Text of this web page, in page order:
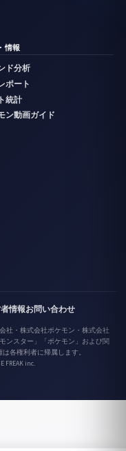
情報
ド分析
ポート
統計
ン動画ガイド
情報お問い合わせ
社・株式会社ポケモン・株式会社
ンスター」「ポケモン」および関
各権利者に帰属します。
FREAK inc.